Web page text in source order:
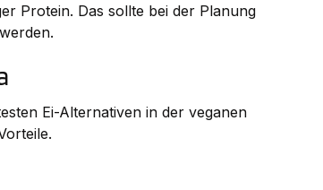
Protein. Das sollte bei der Planung
Ei-Alternativen in der veganen